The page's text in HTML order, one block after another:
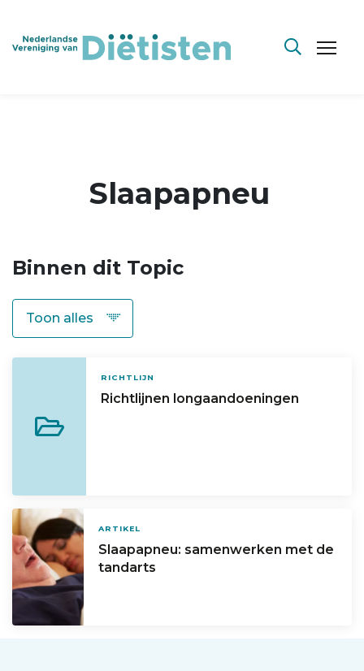
Slaapapneu
Binnen dit Topic
RICHTLIJN
Richtlijnen longaandoeningen
ARTIKEL
Slaapapneu: samenwerken met de
tandarts